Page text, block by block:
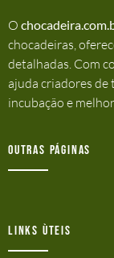
O
chocadeiras,
detalhadas. Com
ajuda criadores de
incubação e
Outras Páginas
Links ùteis